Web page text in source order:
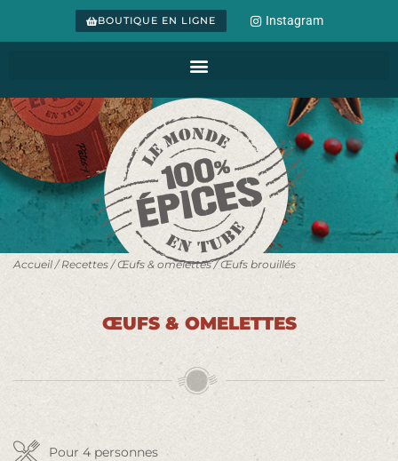
BOUTIQUE EN LIGNE Instagram
Accueil/Recettes/Œufs & omelettes/ Œufs brouillés
ŒUFS & OMELETTES
Pour 4 personnes